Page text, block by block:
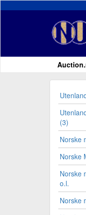
(3)
Norske
Norske
Norske
o.l.
Norske